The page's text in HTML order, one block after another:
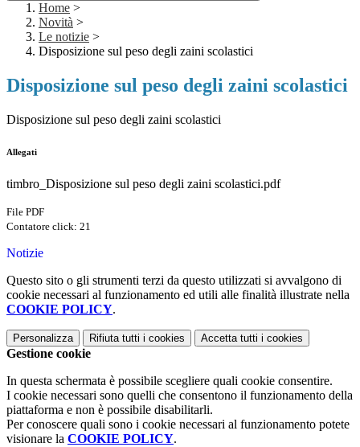
Home >
Novità >
Le notizie >
Disposizione sul peso degli zaini scolastici
Disposizione sul peso degli zaini scolastici
Disposizione sul peso degli zaini scolastici
Allegati
timbro_Disposizione sul peso degli zaini scolastici.pdf
File PDF
Contatore click: 21
Notizie
Questo sito o gli strumenti terzi da questo utilizzati si avvalgono di
cookie necessari al funzionamento ed utili alle finalità illustrate nella
COOKIE POLICY.
Personalizza Rifiuta tutti i cookies Accetta tutti i cookies
Gestione cookie
In questa schermata è possibile scegliere quali cookie consentire.
I cookie necessari sono quelli che consentono il funzionamento della
piattaforma e non è possibile disabilitarli.
Per conoscere quali sono i cookie necessari al funzionamento potete
visionare la COOKIE POLICY.